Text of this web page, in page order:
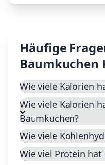
Häufige
Baumkuchen
Wie viele Kalorien
Wie viele Kalorien
Baumkuchen?
Wie viele
Wie viel Protein hat